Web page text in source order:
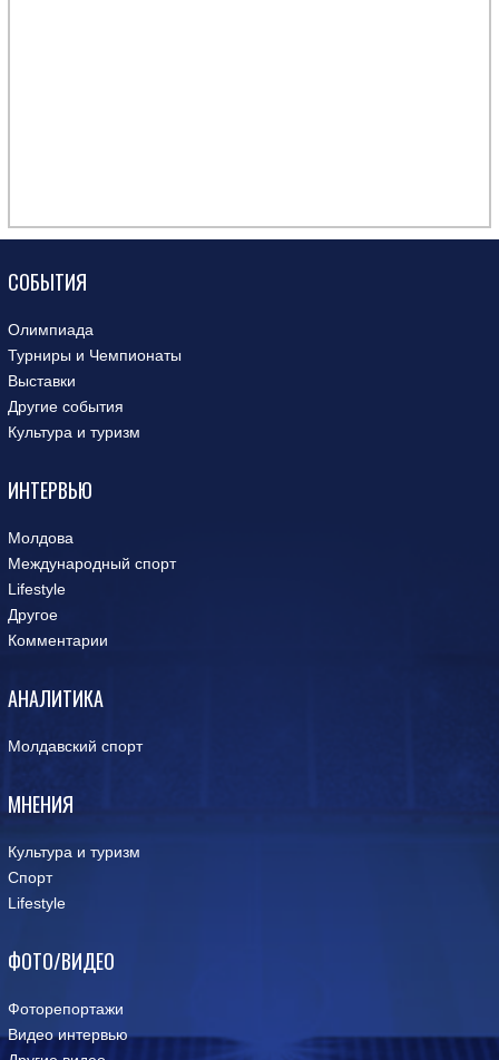
СОБЫТИЯ
Олимпиада
Турниры и Чемпионаты
Выставки
Другие события
Культура и туризм
ИНТЕРВЬЮ
Молдова
Международный спорт
Lifestyle
Другое
Комментарии
АНАЛИТИКА
Молдавский спорт
МНЕНИЯ
Культура и туризм
Спорт
Lifestyle
ФОТО/ВИДЕО
Фоторепортажи
Видео интервью